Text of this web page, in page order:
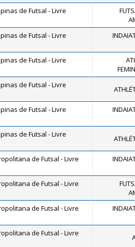
de Futsal - Livre
de Futsal - Livre
de Futsal - Livre
de Futsal - Livre
de Futsal - Livre
de Futsal - Livre
de Futsal - Livre
de Futsal - Livre
de Futsal - Livre
de Futsal - Livre